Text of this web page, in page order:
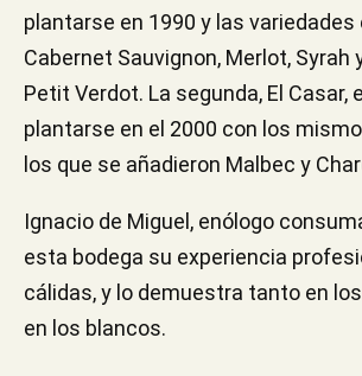
plantarse en 1990 y las
Cabernet Sauvignon, Merlot, Syrah
Petit Verdot. La segunda, El Casar,
plantarse en el 2000 con los
los que se añadieron Malbec y
Ignacio de Miguel, enólogo
esta bodega su experiencia
cálidas, y lo demuestra tanto en
en los blancos.